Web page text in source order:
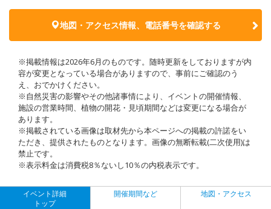
地図・アクセス情報、電話番号を確認する
※掲載情報は2026年6月のものです。随時更新をしておりますが内
容が変更となっている場合がありますので、事前にご確認のう
え、おでかけください。
※自然災害の影響やその他諸事情により、イベントの開催情報、
施設の営業時間、植物の開花・見頃期間などは変更になる場合が
あります。
※掲載されている画像は取材先から本ページへの掲載の許諾をい
ただき、提供されたものとなります。画像の無断転載(二次使用)は
禁止です。
※表示料金は消費税8％ないし10％の内税表示です。
イベント詳細
トップ
開催期間など 地図・アクセス